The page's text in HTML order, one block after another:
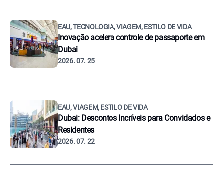
EAU, TECNOLOGIA, VIAGEM, ESTILO DE VIDA
Inovação acelera controle de passaporte em
Dubai
2026. 07. 25
EAU, VIAGEM, ESTILO DE VIDA
Dubai: Descontos Incríveis para Convidados e
Residentes
2026. 07. 22